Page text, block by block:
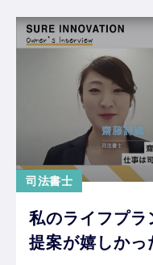
司法書士
私のライフプラ
提案が嬉しかっ